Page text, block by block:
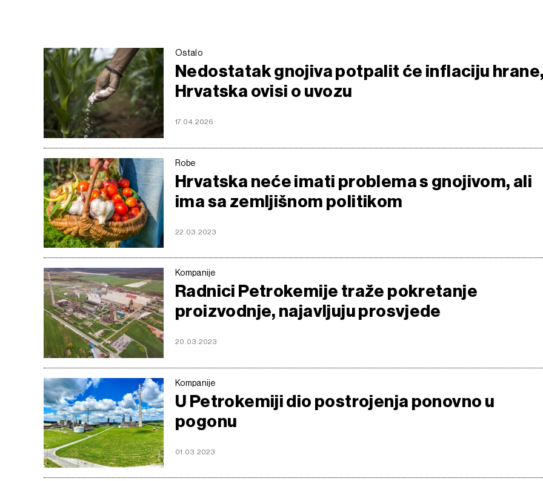
Ostalo
Nedostatak gnojiva potpalit će inflaciju
Hrvatska ovisi o uvozu
17.04.2026
Robe
Hrvatska neće imati problema s gnojivom, ali
ima sa zemljišnom politikom
22.03.2023
Kompanije
Radnici Petrokemije traže pokretanje
proizvodnje, najavljuju prosvjede
20.03.2023
Kompanije
U Petrokemiji dio postrojenja ponovno u
pogonu
01.03.2023